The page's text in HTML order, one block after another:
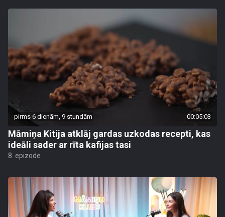
pirms 6 dienām, 9 stundām 00:05:03
Māmiņa Kitija atklāj gardas uzkodas recepti, kas
ideāli sader ar rīta kafijas tasi
8. epizode